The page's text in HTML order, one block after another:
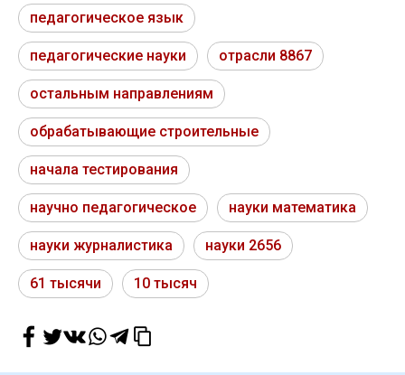
педагогическое язык
педагогические науки отрасли 8867
остальным направлениям
обрабатывающие строительные
начала тестирования
научно педагогическое науки математика
науки журналистика науки 2656
61 тысячи 10 тысяч